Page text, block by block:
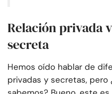
Relación privada
secreta
Hemos oído hablar de
privadas y secretas, pero